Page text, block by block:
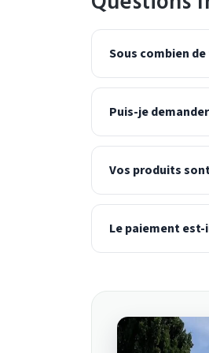
Sous combien
Puis-je
Vos produits
Le paiement est-